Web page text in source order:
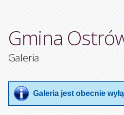
Gmina
Galeria
Galeria jest obecnie